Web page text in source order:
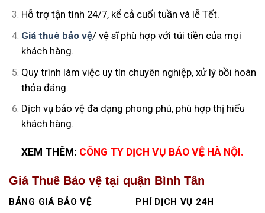
Hỗ trợ tận tình 24/7, kể cả cuối tuần và lễ Tết.
Giá thuê bảo vệ/ vệ sĩ phù hợp với túi tiền của mọi
khách hàng.
Quy trình làm việc uy tín chuyên nghiệp, xử lý bồi hoàn
thỏa đáng.
Dịch vụ bảo vệ đa dạng phong phú, phù hợp thị hiếu
khách hàng.
XEM THÊM: CÔNG TY DỊCH VỤ BẢO VỆ HÀ NỘI.
Giá Thuê Bảo vệ tại quận Bình Tân
BẢNG GIÁ BẢO VỆ PHÍ DỊCH VỤ 24H